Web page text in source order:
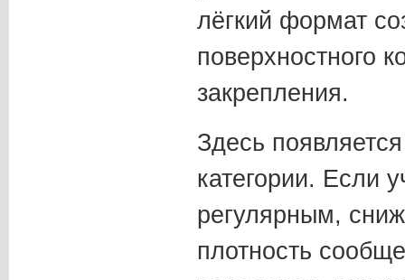
лёгкий формат
поверхностного
закрепления.
Здесь
категории. Если
регулярным,
плотность